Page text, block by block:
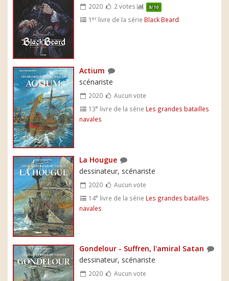
2020 2 votes 8/10
1er livre de la série Black Beard
Actium
scénariste
2020
Aucun vote
13e livre de la série Les grandes batailles
navales
La Hougue
dessinateur, scénariste
2020
Aucun vote
14e livre de la série Les grandes batailles
navales
Gondelour - Suffren, l'amiral Satan
dessinateur, scénariste
2020
Aucun vote